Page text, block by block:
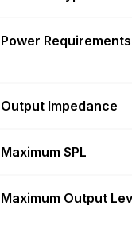
Power Requirements
Output Impedance
Maximum SPL
Maximum Output